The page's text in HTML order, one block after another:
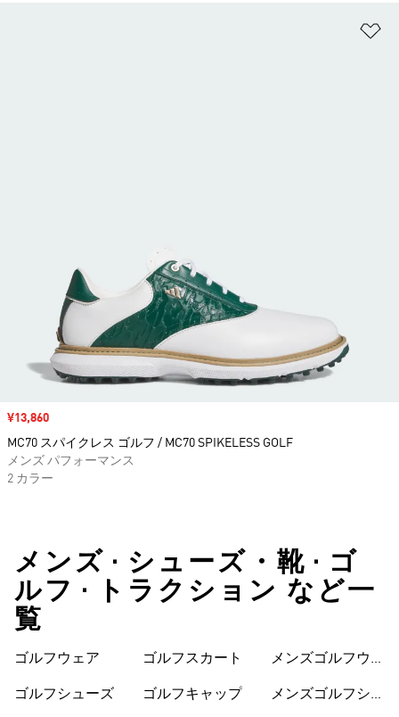
セール価格
¥13,860
MC70 スパイクレス ゴルフ / MC70 SPIKELESS GOLF
メンズ パフォーマンス
2 カラー
メンズ • シューズ・靴 • ゴ
ルフ • トラクション など一
覧
ゴルフウェア
ゴルフシューズ
ゴルフスカート
ゴルフキャップ
メンズゴルフウェ
メンズゴルフシュ